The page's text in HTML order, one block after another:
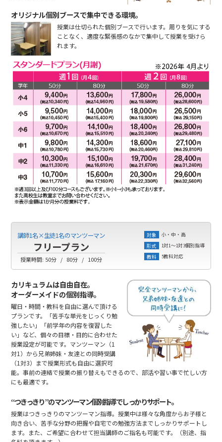
オリジナル個別ブースで集中できる環境。
授業は仕切られた個別ブースで行います。周りを気にする
ことなく、適度な緊張感のなかで集中して授業を受けら
れます。
講師1名×生徒1名のマンツーマン
フリープラン
授業時間: 50分 80分 100分
対象
小・中・高
形式
1対1～1対3個別指導
教科
5教科対応
カリキュラムは自由自在。
オーダーメイドの個別指導。
曜日・時間・教科を自由に選んで頂ける
プランです。「苦手な単元をじっくり勉
強したい」「前学年の内容を復習した
い」など、個々の目標・目的に合わせた
授業設定が可能です。マンツーマン（1
対1）から兄弟姉妹・友達との同時受講
（1対3）まで授業形式も自由に選択可
能。事前の連絡で授業の振り替えもできるので、部活や習い事で忙しい方
にも最適です。
“つきっきり”のマンツーマン個別指導でしっかりサポート。
授業はつきっきりのマンツーマン指導。授業中は様々な角度からお子様と
向き合い、苦手な分野の把握や自宅での勉強方法までしっかりサポートし
ます。また、ご希望に合わせて担当講師のご指名も可能です。（別途、指